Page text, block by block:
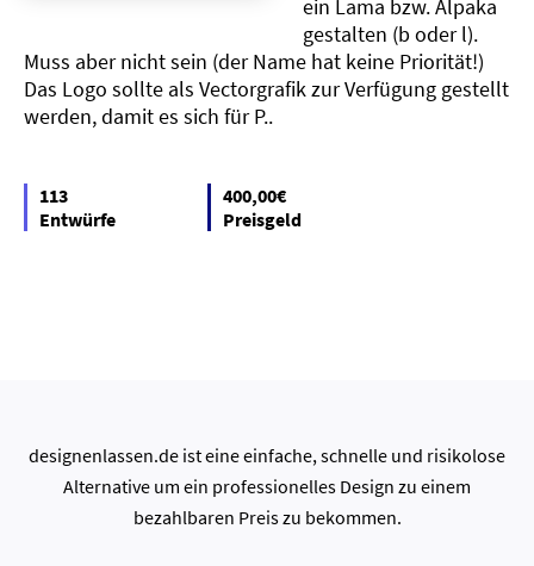
ein Lama bzw. Alpaka
gestalten (b oder l).
Muss aber nicht sein (der Name hat keine Priorität!)
Das Logo sollte als Vectorgrafik zur Verfügung gestellt
werden, damit es sich für P..
113
Entwürfe
400,00€
Preisgeld
designenlassen.de ist eine einfache, schnelle und risikolose
Alternative um ein professionelles Design zu einem
bezahlbaren Preis zu bekommen.